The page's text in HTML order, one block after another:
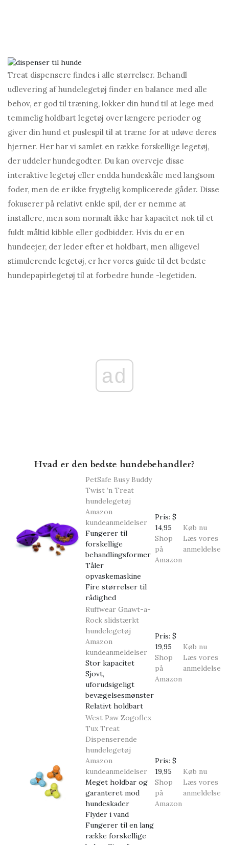
Treat dispensere findes i alle størrelser. Behandl
udlevering af hundelegetøj finder en balance med alle
behov, er god til træning, lokker din hund til at lege med
temmelig holdbart legetøj over længere perioder og
giver din hund et puslespil til at træne for at udøve deres
hjerner. Her har vi samlet en række forskellige legetøj,
der uddeler hundegodter. Du kan overveje disse
interaktive legetøj eller endda hundeskåle med langsom
foder, men de er ikke frygtelig komplicerede gåder. Disse
fokuserer på relativt enkle spil, der er nemme at
installere, men som normalt ikke har kapacitet nok til et
fuldt måltid kibble eller godbidder. Hvis du er en
hundeejer, der leder efter et holdbart, men alligevel
stimulerende legetøj, er her vores guide til det bedste
hundepapirlegetøj til at forbedre hunde -legetiden.
ad
Hvad er den bedste hundebehandler?
PetSafe Busy Buddy
Twist ’n Treat
hundelegetøj
Amazon
kundeanmeldelser
Fungerer til
forskellige
behandlingsformer
Tåler
opvaskemaskine
Fire størrelser til
rådighed
Pris: $
14,95
Shop
på
Amazon
Køb nu
Læs vores
anmeldelse
Ruffwear Gnawt-a-
Rock slidstærkt
hundelegetøj
Amazon
kundeanmeldelser
Stor kapacitet
Sjovt,
uforudsigeligt
bevægelsesmønster
Relativt holdbart
Pris: $
19,95
Shop
på
Amazon
Køb nu
Læs vores
anmeldelse
West Paw Zogoflex
Tux Treat
Dispenserende
hundelegetøj
Amazon
kundeanmeldelser
Meget holdbar og
garanteret mod
hundeskader
Flyder i vand
Fungerer til en lang
række forskellige
Pris: $
19,95
Shop
på
Amazon
Køb nu
Læs vores
anmeldelse